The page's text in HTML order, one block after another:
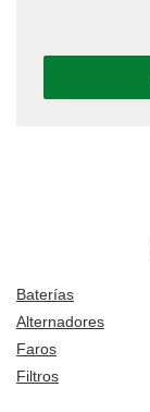
Baterías
Alternadores
Faros
Filtros